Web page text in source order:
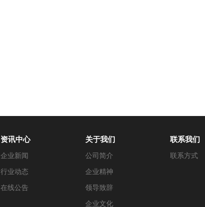
资讯中心
企业新闻
行业动态
在线公告
关于我们
公司简介
企业精神
领导致辞
企业文化
联系我们
联系方式